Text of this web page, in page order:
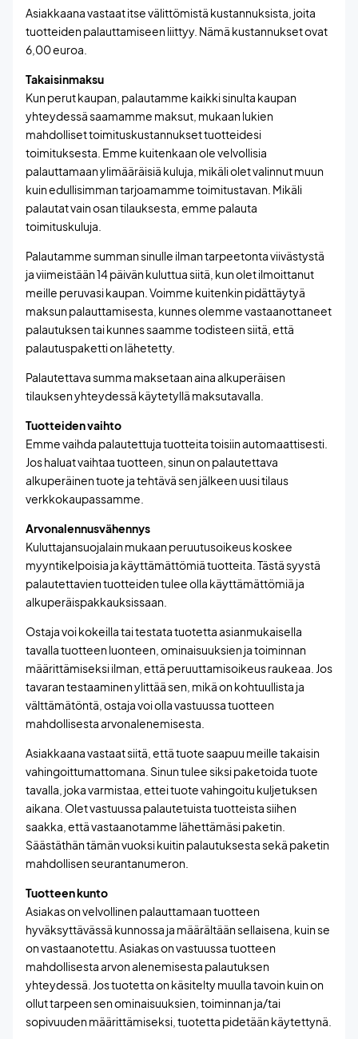
Asiakkaana vastaat itse välittömistä kustannuksista, joita
tuotteiden palauttamiseen liittyy. Nämä kustannukset ovat
6,00 euroa.
Takaisinmaksu
Kun perut kaupan, palautamme kaikki sinulta kaupan
yhteydessä saamamme maksut, mukaan lukien
mahdolliset toimituskustannukset tuotteidesi
toimituksesta. Emme kuitenkaan ole velvollisia
palauttamaan ylimääräisiä kuluja, mikäli olet valinnut muun
kuin edullisimman tarjoamamme toimitustavan. Mikäli
palautat vain osan tilauksesta, emme palauta
toimituskuluja.
Palautamme summan sinulle ilman tarpeetonta viivästystä
ja viimeistään 14 päivän kuluttua siitä, kun olet ilmoittanut
meille peruvasi kaupan. Voimme kuitenkin pidättäytyä
maksun palauttamisesta, kunnes olemme vastaanottaneet
palautuksen tai kunnes saamme todisteen siitä, että
palautuspaketti on lähetetty.
Palautettava summa maksetaan aina alkuperäisen
tilauksen yhteydessä käytetyllä maksutavalla.
Tuotteiden vaihto
Emme vaihda palautettuja tuotteita toisiin automaattisesti.
Jos haluat vaihtaa tuotteen, sinun on palautettava
alkuperäinen tuote ja tehtävä sen jälkeen uusi tilaus
verkkokaupassamme.
Arvonalennusvähennys
Kuluttajansuojalain mukaan peruutusoikeus koskee
myyntikelpoisia ja käyttämättömiä tuotteita. Tästä syystä
palautettavien tuotteiden tulee olla käyttämättömiä ja
alkuperäispakkauksissaan.
Ostaja voi kokeilla tai testata tuotetta asianmukaisella
tavalla tuotteen luonteen, ominaisuuksien ja toiminnan
määrittämiseksi ilman, että peruuttamisoikeus raukeaa. Jos
tavaran testaaminen ylittää sen, mikä on kohtuullista ja
välttämätöntä, ostaja voi olla vastuussa tuotteen
mahdollisesta arvonalenemisesta.
Asiakkaana vastaat siitä, että tuote saapuu meille takaisin
vahingoittumattomana. Sinun tulee siksi paketoida tuote
tavalla, joka varmistaa, ettei tuote vahingoitu kuljetuksen
aikana. Olet vastuussa palautetuista tuotteista siihen
saakka, että vastaanotamme lähettämäsi paketin.
Säästäthän tämän vuoksi kuitin palautuksesta sekä paketin
mahdollisen seurantanumeron.
Tuotteen kunto
Asiakas on velvollinen palauttamaan tuotteen
hyväksyttävässä kunnossa ja määrältään sellaisena, kuin se
on vastaanotettu. Asiakas on vastuussa tuotteen
mahdollisesta arvon alenemisesta palautuksen
yhteydessä. Jos tuotetta on käsitelty muulla tavoin kuin on
ollut tarpeen sen ominaisuuksien, toiminnan ja/tai
sopivuuden määrittämiseksi, tuotetta pidetään käytettynä.